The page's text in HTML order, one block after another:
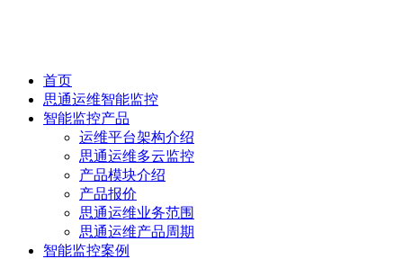
首页
思通运维智能监控
智能监控产品
运维平台架构介绍
思通运维多云监控
产品模块介绍
产品报价
思通运维业务范围
思通运维产品周期
智能监控案例